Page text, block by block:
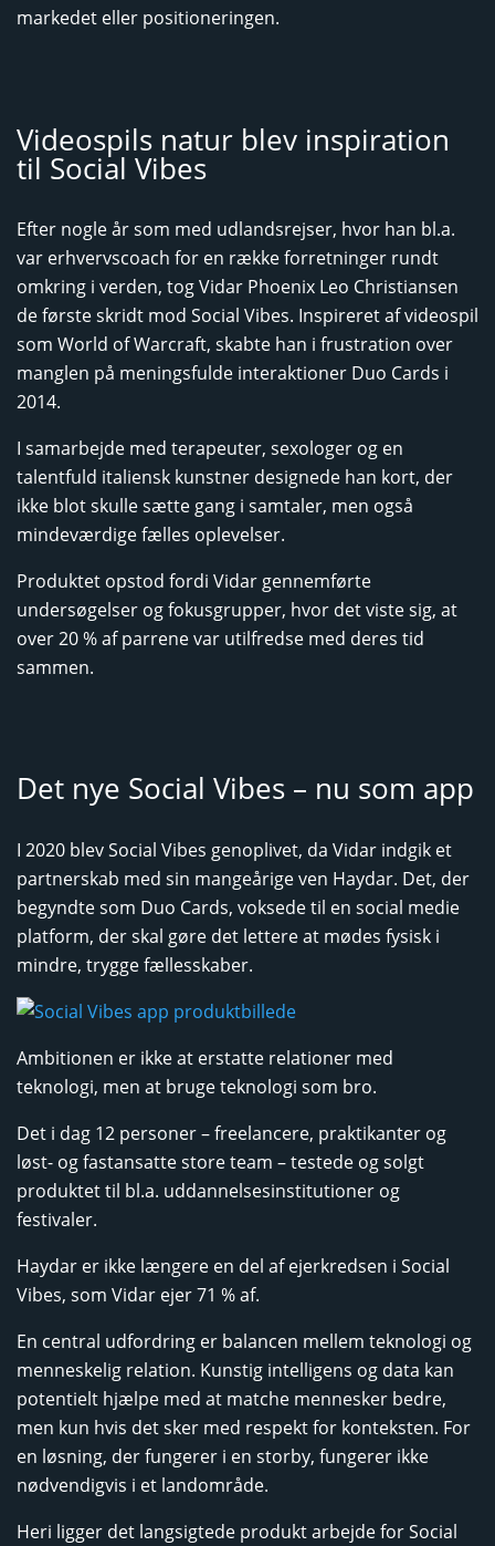
markedet eller positioneringen.
Videospils natur blev inspiration
til Social Vibes
Efter nogle år som med udlandsrejser, hvor han bl.a.
var erhvervscoach for en række forretninger rundt
omkring i verden, tog Vidar Phoenix Leo Christiansen
de første skridt mod Social Vibes. Inspireret af videospil
som World of Warcraft, skabte han i frustration over
manglen på meningsfulde interaktioner Duo Cards i
2014.
I samarbejde med terapeuter, sexologer og en
talentfuld italiensk kunstner designede han kort, der
ikke blot skulle sætte gang i samtaler, men også
mindeværdige fælles oplevelser.
Produktet opstod fordi Vidar gennemførte
undersøgelser og fokusgrupper, hvor det viste sig, at
over 20 % af parrene var utilfredse med deres tid
sammen.
Det nye Social Vibes – nu som app
I 2020 blev Social Vibes genoplivet, da Vidar indgik et
partnerskab med sin mangeårige ven Haydar. Det, der
begyndte som Duo Cards, voksede til en social medie
platform, der skal gøre det lettere at mødes fysisk i
mindre, trygge fællesskaber.
Ambitionen er ikke at erstatte relationer med
teknologi, men at bruge teknologi som bro.
Det i dag 12 personer – freelancere, praktikanter og
løst- og fastansatte store team – testede og solgt
produktet til bl.a. uddannelsesinstitutioner og
festivaler.
Haydar er ikke længere en del af ejerkredsen i Social
Vibes, som Vidar ejer 71 % af.
En central udfordring er balancen mellem teknologi og
menneskelig relation. Kunstig intelligens og data kan
potentielt hjælpe med at matche mennesker bedre,
men kun hvis det sker med respekt for konteksten. For
en løsning, der fungerer i en storby, fungerer ikke
nødvendigvis i et landområde.
Heri ligger det langsigtede produkt arbejde for Social